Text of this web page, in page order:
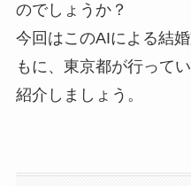
のでしょうか？
今回はこのAIによる結
もに、東京都が行って
紹介しましょう。